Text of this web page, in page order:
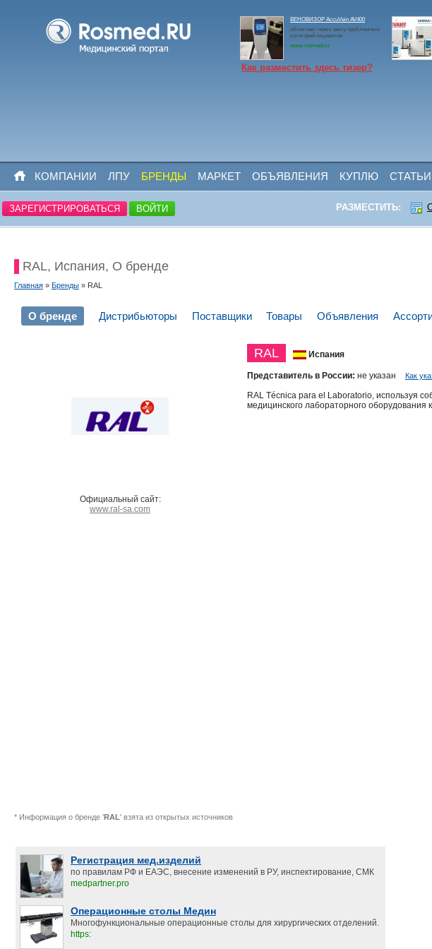
ВЕНОВИЗОР AccuVein AV400
облегчает поиск вен у проблемных
категорий пациентов
www.rosmed.ru
Как разместить здесь тизер?
КОМПАНИИ ЛПУ БРЕНДЫ МАРКЕТ ОБЪЯВЛЕНИЯ КУПЛЮ СТАТЬИ
ЗАРЕГИСТРИРОВАТЬСЯ ВОЙТИ РАЗМЕСТИТЬ:
RAL, Испания, О бренде
Главная » Бренды » RAL
О бренде Дистрибьюторы Поставщики Товары Объявления
Официальный сайт:
www.ral-sa.com
RAL Испания
Представитель в России: не указан Как
RAL Técnica para el Laboratorio, используя
медицинского лабораторного оборудования
* Информация о бренде 'RAL' взята из открытых источников
Регистрация мед.изделий
по правилам РФ и ЕАЭС, внесение изменений в РУ, инспектирование, СМК
medpartner.pro
Операционные столы Медин
Многофункциональные операционные столы для хирургических отделений.
https: